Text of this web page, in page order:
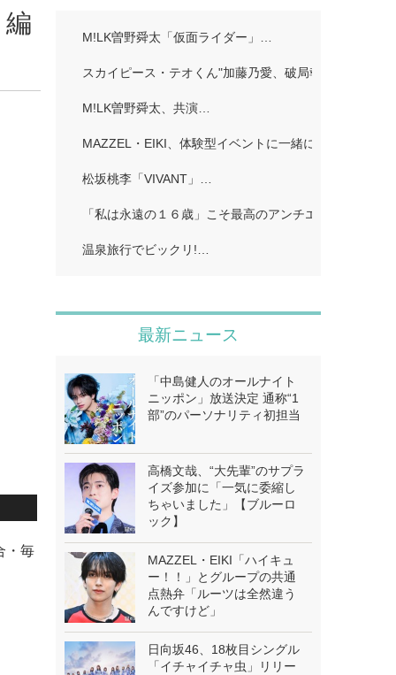
・毎
M!LK曽野舜太「仮面ライダー」…
スカイピース・テオくん"加藤乃愛、破局報告「どちら
M!LK曽野舜太、共演…
MAZZEL・EIKI、体験型イベントに一緒に行きたい人
松坂桃李「VIVANT」…
「私は永遠の１６歳」こそ最高のアンチエイジング!…
温泉旅行でビックリ!…
最新ニュース
「中島健人のオールナイト
ニッポン」放送決定 通称“1
部”のパーソナリティ初担当
高橋文哉、“大先輩”のサプラ
イズ参加に「一気に委縮し
ちゃいました」【ブルーロ
ック】
MAZZEL・EIKI「ハイキュ
ー！！」とグループの共通
点熱弁「ルーツは全然違う
んですけど」
日向坂46、18枚目シングル
「イチャイチャ虫」リリー